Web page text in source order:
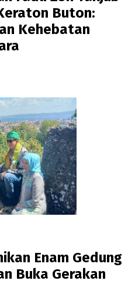
Buton:
Kehebatan
Enam Gedung
Buka Gerakan